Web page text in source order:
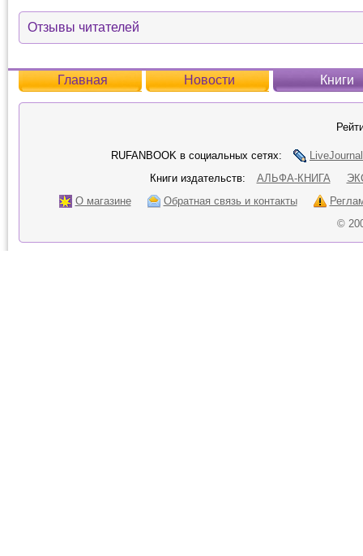
Отзывы читателей
Главная Новости Книги
RUFANBOOK в социальных сетях:
LiveJournal
Книги издательств:
АЛЬФА-КНИГА
О магазине
Обратная связь и контакты
©